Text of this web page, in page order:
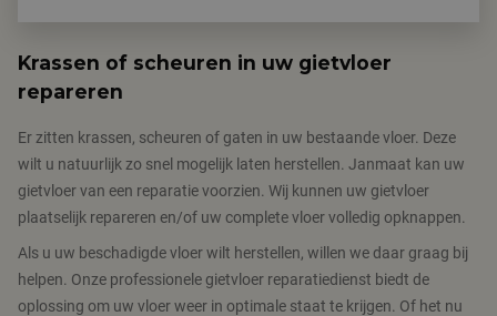
Krassen of scheuren in uw gietvloer
repareren
Er zitten krassen, scheuren of gaten in uw bestaande vloer. Deze
wilt u natuurlijk zo snel mogelijk laten herstellen. Janmaat kan uw
gietvloer van een reparatie voorzien. Wij kunnen uw gietvloer
plaatselijk repareren en/of uw complete vloer volledig opknappen.
Als u uw beschadigde vloer wilt herstellen, willen we daar graag bij
helpen. Onze professionele gietvloer reparatiedienst biedt de
oplossing om uw vloer weer in optimale staat te krijgen. Of het nu